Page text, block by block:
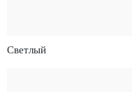
Светлый